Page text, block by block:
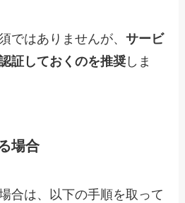
ではありませんが、サービ
証しておくのを推奨 しま
場合
合は、以下の手順を取って